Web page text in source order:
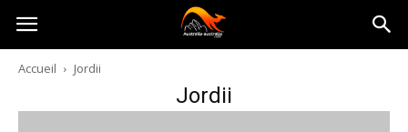
Australia-
australie.com
Accueil Jordii
Jordii